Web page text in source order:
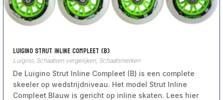
Luigino Strut Inline Compleet (B)
Luigino, Schaatsen vergelijken Schaatsmerken
De Luigino Strut Inline Compleet (B) is een complete
skeeler op wedstrijdniveau. Het model Strut Inline
Compleet Blauw is gericht op inline skaten. Lees hier